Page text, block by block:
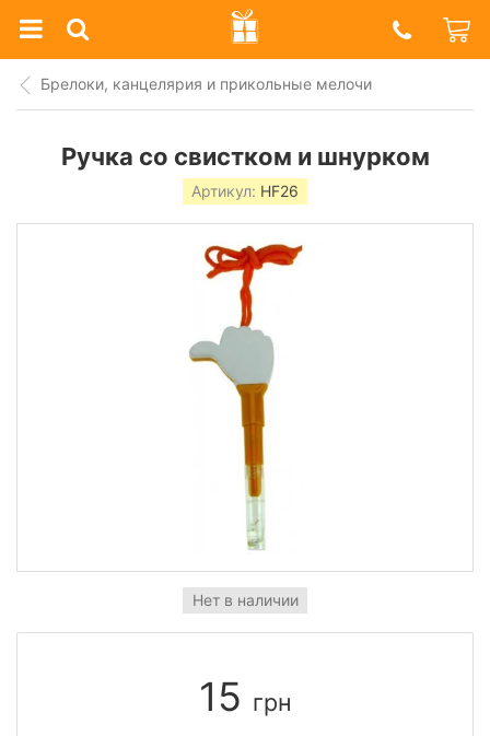
Prazdnik
Shop
Брелоки, канцелярия и прикольные мелочи
Ручка со свистком и шнурком
Артикул: HF26
Нет в наличии
15 грн